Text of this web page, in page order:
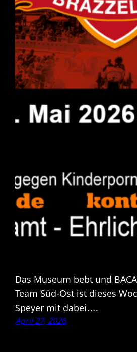
Das Museum bebt und
Team Süd-Ost ist dieses
Speyer mit dabei….
April 27, 2026